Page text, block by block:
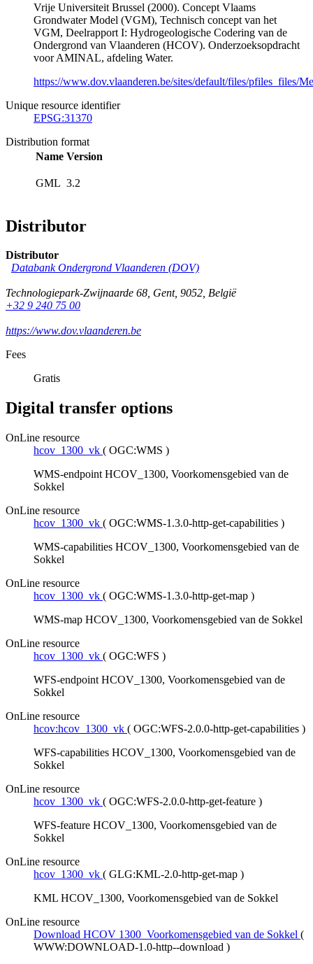
Vrije Universiteit Brussel (2000). Concept Vlaams
Grondwater Model (VGM), Technisch concept van het
VGM, Deelrapport I: Hydrogeologische Codering van de
Ondergrond van Vlaanderen (HCOV). Onderzoeksopdracht
voor AMINAL, afdeling Water.
https://www.dov.vlaanderen.be/sites/default/files/pfiles_files/
Unique resource identifier
EPSG:31370
Distribution format
Name Version
GML 3.2
Distributor
Distributor
Databank Ondergrond Vlaanderen (DOV)
Technologiepark-Zwijnaarde 68, Gent, 9052, België
+32 9 240 75 00
https://www.dov.vlaanderen.be
Fees
Gratis
Digital transfer options
OnLine resource
hcov_1300_vk ( OGC:WMS )
WMS-endpoint HCOV_1300, Voorkomensgebied van de
Sokkel
OnLine resource
hcov_1300_vk ( OGC:WMS-1.3.0-http-get-capabilities )
WMS-capabilities HCOV_1300, Voorkomensgebied van de
Sokkel
OnLine resource
hcov_1300_vk ( OGC:WMS-1.3.0-http-get-map )
WMS-map HCOV_1300, Voorkomensgebied van de Sokkel
OnLine resource
hcov_1300_vk ( OGC:WFS )
WFS-endpoint HCOV_1300, Voorkomensgebied van de
Sokkel
OnLine resource
hcov:hcov_1300_vk ( OGC:WFS-2.0.0-http-get-capabilities )
WFS-capabilities HCOV_1300, Voorkomensgebied van de
Sokkel
OnLine resource
hcov_1300_vk ( OGC:WFS-2.0.0-http-get-feature )
WFS-feature HCOV_1300, Voorkomensgebied van de
Sokkel
OnLine resource
hcov_1300_vk ( GLG:KML-2.0-http-get-map )
KML HCOV_1300, Voorkomensgebied van de Sokkel
OnLine resource
Download HCOV 1300_Voorkomensgebied van de Sokkel (
WWW:DOWNLOAD-1.0-http--download )